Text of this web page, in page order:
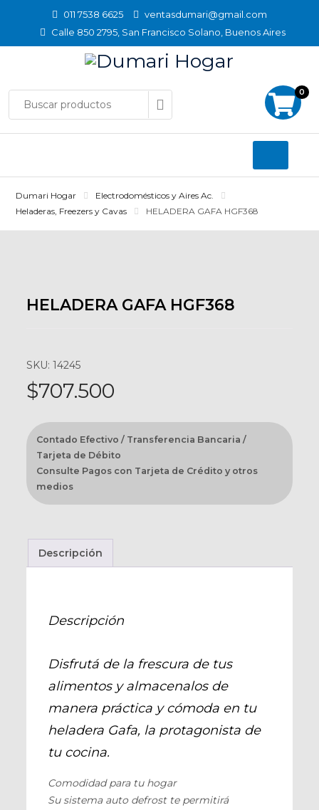
011 7538 6625
ventasdumari@gmail.com
Calle 850 2795, San Francisco Solano, Buenos Aires
0
Dumari Hogar
Electrodomésticos y Aires Ac.
Heladeras, Freezers y Cavas
HELADERA GAFA HGF368
HELADERA GAFA HGF368
SKU: 14245
$707.500
Contado Efectivo / Transferencia Bancaria /
Tarjeta de Débito
Consulte Pagos con Tarjeta de Crédito y otros
medios
Descripción
Descripción
Disfrutá de la frescura de tus
alimentos y almacenalos de
manera práctica y cómoda en tu
heladera Gafa, la protagonista de
tu cocina.
Comodidad para tu hogar
Su sistema auto defrost te permitirá